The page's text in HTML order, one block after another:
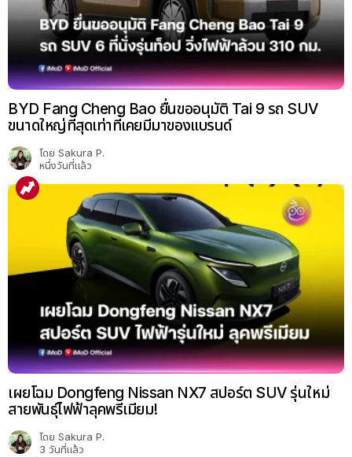
BYD Fang Cheng Bao ยื่นขออนุมัติ Tai 9 รถ SUV
ขนาดใหญ่ที่สุดเท่าที่เคยมีมาของแบรนด์
โดย Sakura P.
หนึ่งวันที่แล้ว
เผยโฉม Dongfeng Nissan NX7 สปอร์ต SUV รุ่นใหม่
สายพันธุ์ไฟฟ้าลุคพรีเมียม!
โดย Sakura P.
3 วันที่แล้ว